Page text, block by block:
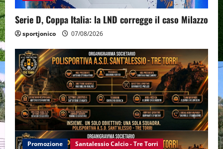
Serie D, Coppa Italia: la LND corregge il caso Milazzo
sportjonico 07/08/2026
Promozione Santalessio Calcio - Tre Torri